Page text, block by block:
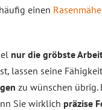
einen
nur die gröbste
lassen seine
zu wünschen übrig.
Sie wirklich präzise